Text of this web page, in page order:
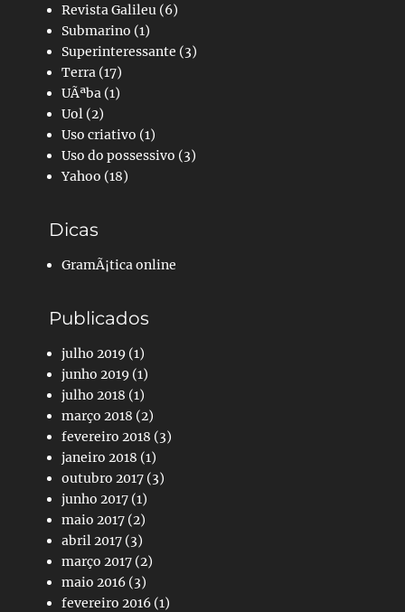
Revista Galileu (6)
Submarino (1)
Superinteressante (3)
Terra (17)
UÃªba (1)
Uol (2)
Uso criativo (1)
Uso do possessivo (3)
Yahoo (18)
Dicas
GramÃ¡tica online
Publicados
julho 2019 (1)
junho 2019 (1)
julho 2018 (1)
março 2018 (2)
fevereiro 2018 (3)
janeiro 2018 (1)
outubro 2017 (3)
junho 2017 (1)
maio 2017 (2)
abril 2017 (3)
março 2017 (2)
maio 2016 (3)
fevereiro 2016 (1)